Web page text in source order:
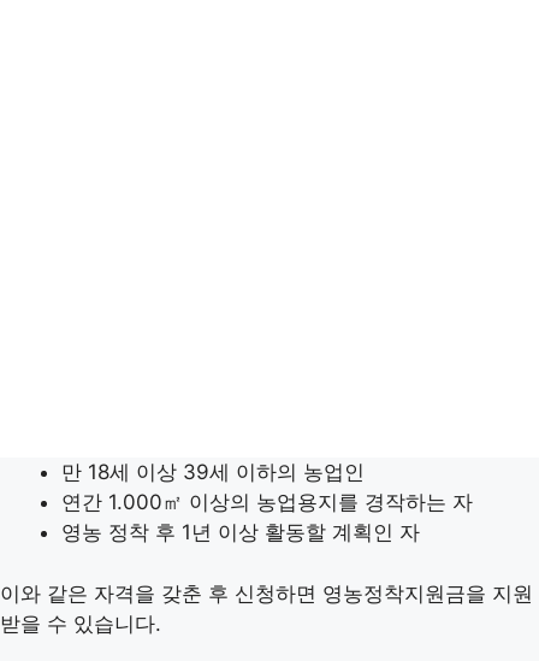
만 18세 이상 39세 이하의 농업인
연간 1.000㎡ 이상의 농업용지를 경작하는 자
영농 정착 후 1년 이상 활동할 계획인 자
이와 같은 자격을 갖춘 후 신청하면 영농정착지원금을 지원
받을 수 있습니다.